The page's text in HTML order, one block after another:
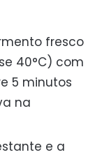
fresco
40°C) com
5 minutos
na
e a